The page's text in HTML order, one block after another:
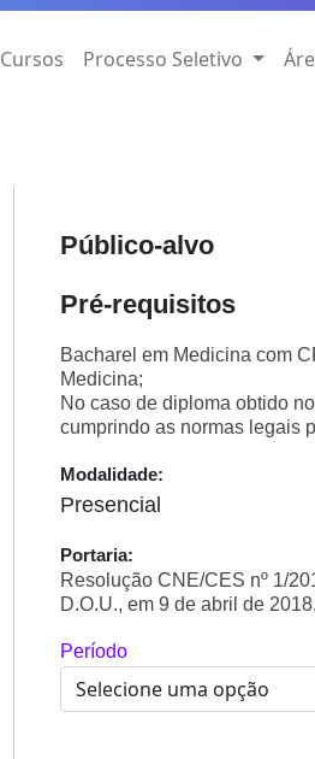
Cursos Processo Seletivo
Público-alvo
Pré-requisitos
Bacharel em Medicina com
Medicina;
No caso de diploma obtido
cumprindo as normas legais
Modalidade:
Presencial
Portaria:
Resolução CNE/CES nº 1/
D.O.U., em 9 de abril de
Período